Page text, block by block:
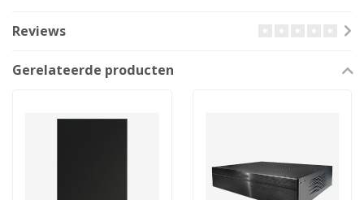
Reviews
Gerelateerde producten